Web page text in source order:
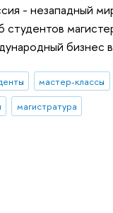
- незападный
студентов
бизнес
мастер-классы
магистратура